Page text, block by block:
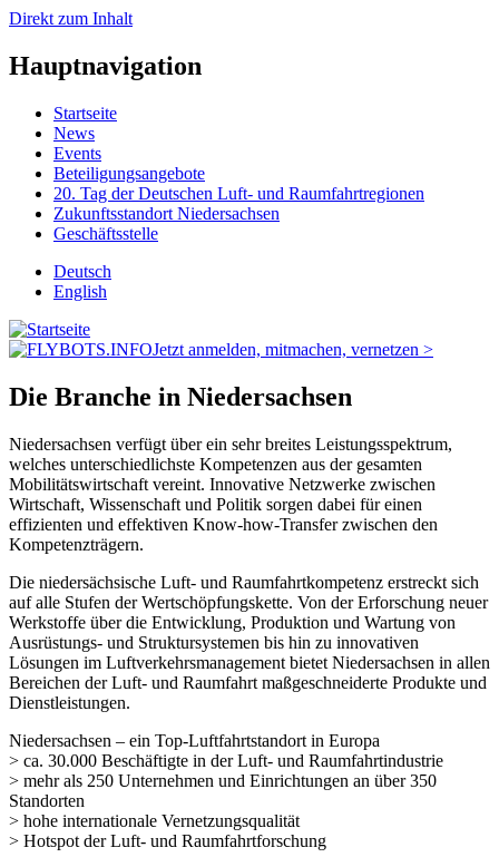
Direkt zum Inhalt
Hauptnavigation
Startseite
News
Events
Beteiligungsangebote
20. Tag der Deutschen Luft- und Raumfahrtregionen
Zukunftsstandort Niedersachsen
Geschäftsstelle
Deutsch
English
Jetzt anmelden, mitmachen, vernetzen >
Die Branche in Niedersachsen
Niedersachsen verfügt über ein sehr breites Leistungsspektrum,
welches unterschiedlichste Kompetenzen aus der gesamten
Mobilitätswirtschaft vereint. Innovative Netzwerke zwischen
Wirtschaft, Wissenschaft und Politik sorgen dabei für einen
effizienten und effektiven Know-how-Transfer zwischen den
Kompetenzträgern.
Die niedersächsische Luft- und Raumfahrtkompetenz erstreckt sich
auf alle Stufen der Wertschöpfungskette. Von der Erforschung neuer
Werkstoffe über die Entwicklung, Produktion und Wartung von
Ausrüstungs- und Struktursystemen bis hin zu innovativen
Lösungen im Luftverkehrsmanagement bietet Niedersachsen in allen
Bereichen der Luft- und Raumfahrt maßgeschneiderte Produkte und
Dienstleistungen.
Niedersachsen – ein Top-Luftfahrtstandort in Europa
> ca. 30.000 Beschäftigte in der Luft- und Raumfahrtindustrie
> mehr als 250 Unternehmen und Einrichtungen an über 350
Standorten
> hohe internationale Vernetzungsqualität
> Hotspot der Luft- und Raumfahrtforschung